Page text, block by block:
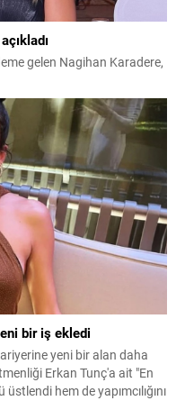
gelen Nagihan Karadere,
bir iş ekledi
yeni bir alan daha
Erkan Tunç'a ait "En
hem de yapımcılığını